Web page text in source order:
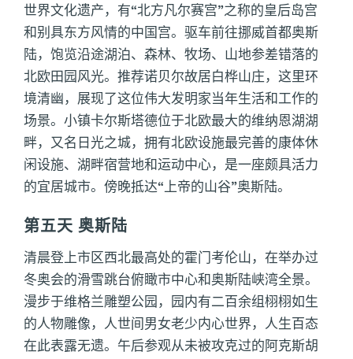
世界文化遗产，有“北方凡尔赛宫”之称的皇后岛宫
和别具东方风情的中国宫。驱车前往挪威首都奥斯
陆，饱览沿途湖泊、森林、牧场、山地参差错落的
北欧田园风光。推荐诺贝尔故居白桦山庄，这里环
境清幽，展现了这位伟大发明家当年生活和工作的
场景。小镇卡尔斯塔德位于北欧最大的维纳恩湖湖
畔，又名日光之城，拥有北欧设施最完善的康体休
闲设施、湖畔宿营地和运动中心，是一座颇具活力
的宜居城市。傍晚抵达“上帝的山谷”奥斯陆。
第五天 奥斯陆
清晨登上市区西北最高处的霍门考伦山，在举办过
冬奥会的滑雪跳台俯瞰市中心和奥斯陆峡湾全景。
漫步于维格兰雕塑公园，园内有二百余组栩栩如生
的人物雕像，人世间男女老少内心世界，人生百态
在此表露无遗。午后参观从未被攻克过的阿克斯胡